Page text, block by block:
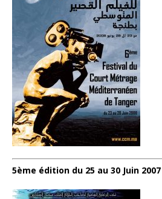
5ème édition du 25 au 30 Juin 2007